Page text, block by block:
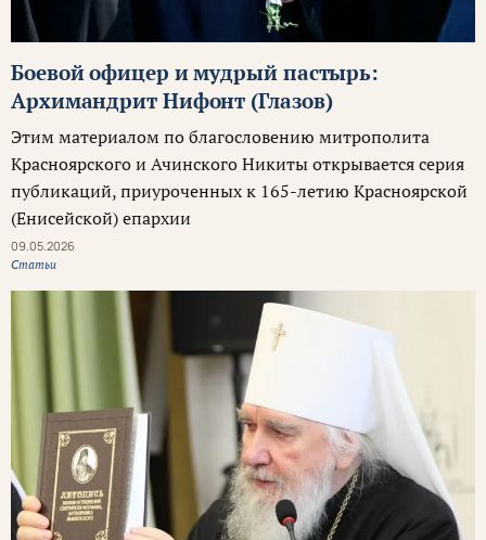
Боевой офицер и мудрый пастырь:
Архимандрит Нифонт (Глазов)
Этим материалом по благословению митрополита
Красноярского и Ачинского Никиты открывается серия
публикаций, приуроченных к 165-летию Красноярской
(Енисейской) епархии
09.05.2026
Статьи